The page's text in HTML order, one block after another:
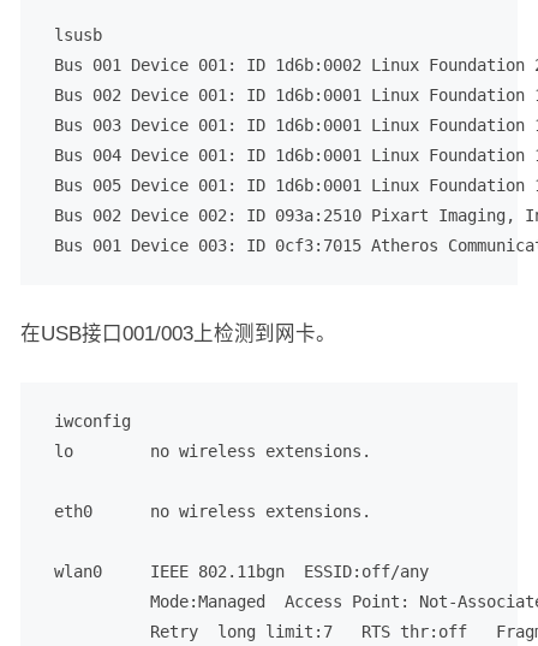
lsusb
Bus 001 Device 001: ID 1d6b:0002 Linux
Bus 002 Device 001: ID 1d6b:0001 Linux
Bus 003 Device 001: ID 1d6b:0001 Linux
Bus 004 Device 001: ID 1d6b:0001 Linux
Bus 005 Device 001: ID 1d6b:0001 Linux
Bus 002 Device 002: ID 093a:2510 Pixart Imaging,
Bus 001 Device 003: ID 0cf3:7015 Atheros
在USB接口001/003上检测到网卡。
iwconfig
lo        no wireless extensions.
eth0      no wireless extensions.
wlan0     IEEE 802.11bgn  ESSID:off/any
Mode:Managed  Access Point: Not-
Retry  long limit:7   RTS thr:off